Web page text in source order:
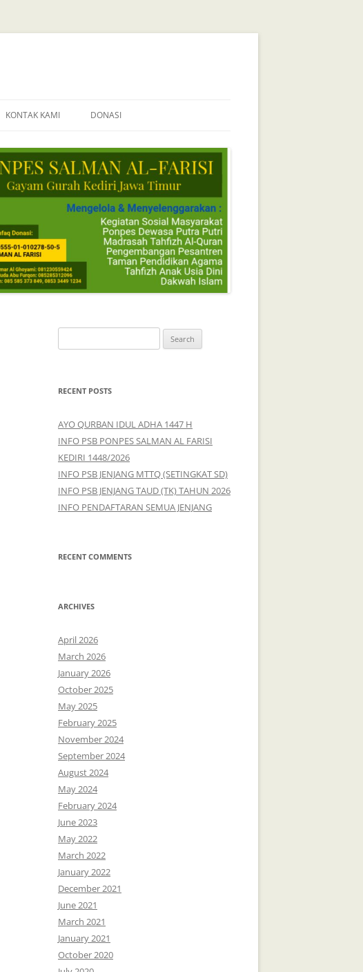
KONTAK KAMI DONASI
e
r
h
f
o
r
:
RECENT POSTS
AYO QURBAN IDUL ADHA 1447 H
INFO PSB PONPES SALMAN AL FARISI
KEDIRI 1448/2026
INFO PSB JENJANG MTTQ (SETINGKAT SD)
INFO PSB JENJANG TAUD (TK) TAHUN 2026
INFO PENDAFTARAN SEMUA JENJANG
RECENT COMMENTS
ARCHIVES
April 2026
March 2026
January 2026
October 2025
May 2025
February 2025
November 2024
September 2024
August 2024
May 2024
February 2024
June 2023
May 2022
March 2022
January 2022
December 2021
June 2021
March 2021
January 2021
October 2020